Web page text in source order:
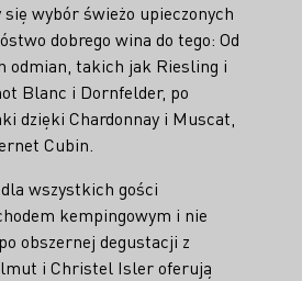
wybór świeżo upieczonych
dobrego wina do tego: Od
odmian, takich jak Riesling i
Blanc i Dornfelder, po
dzięki Chardonnay i Muscat,
Cubin.
wszystkich gości
kempingowym i nie
obszernej degustacji z
i Christel Isler oferują